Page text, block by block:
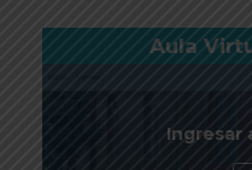
Aula
Ingresar